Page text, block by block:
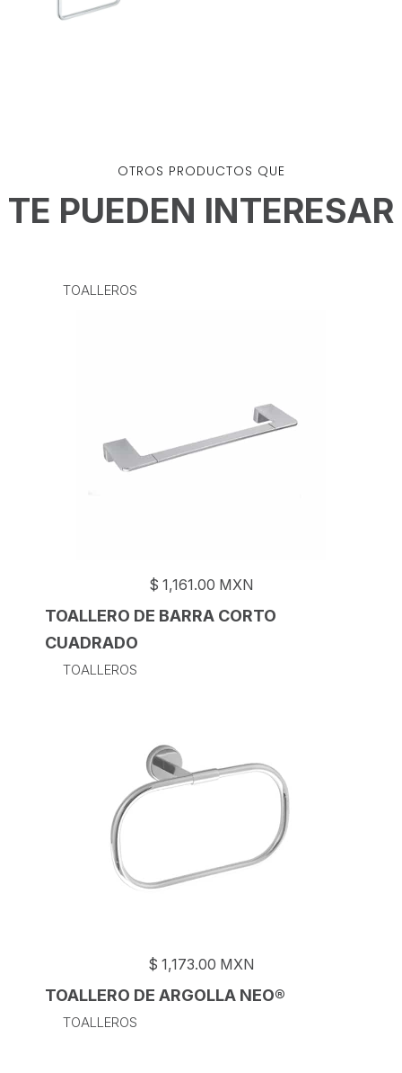
OTROS PRODUCTOS QUE
TE PUEDEN INTERESAR
TOALLEROS
$ 1,161.00 MXN
TOALLERO DE BARRA CORTO
CUADRADO
TOALLEROS
$ 1,173.00 MXN
TOALLERO DE ARGOLLA NEO®
TOALLEROS